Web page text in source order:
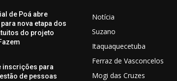
de Poá abre
nova etapa dos
do projeto
inscrições para
de pessoas
Notícia
Suzano
Itaquaquecetuba
Ferraz de Vasconcelos
Mogi das Cruzes